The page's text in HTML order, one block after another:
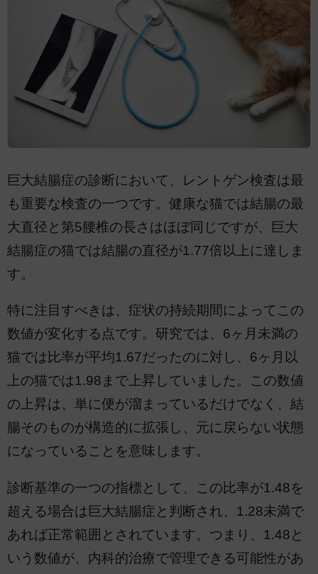
巨大結腸症の診断において、レントゲン検査は最
も重要な検査の一つです。健康な猫では結腸の最
大直径と第5腰椎の長さはほぼ同じですが、巨大
結腸症の猫では結腸の直径が1.77倍以上に達しま
す。
特に注目すべきは、症状の持続期間によってこの
数値が変化する点です。研究では、6ヶ月未満の
猫では比率が平均1.67だったのに対し、6ヶ月以
上の猫では1.98まで上昇していました。この数値
の上昇は、単に便が溜まっているだけでなく、結
腸そのものが構造的に拡張し、元に戻らない状態
になっていることを意味します。
診断基準の一つの指標として、この比率が1.48を
超える場合は巨大結腸症と判断され、1.28未満で
あれば正常範囲とされています。つまり、1.48と
いう数値が、内科的治療で管理できる可能性があ